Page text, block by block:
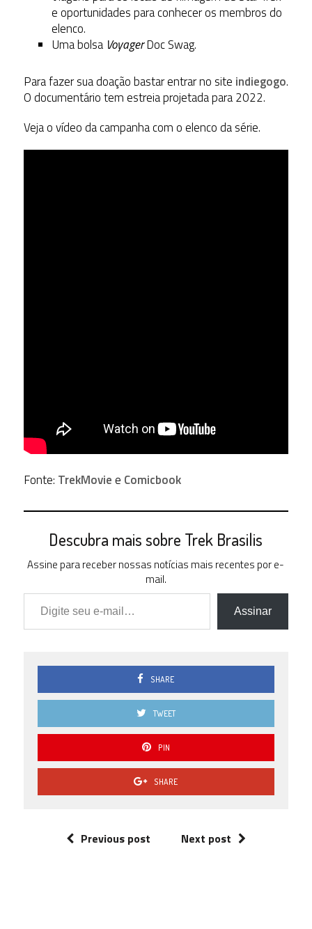
e oportunidades para conhecer os membros do
elenco.
Uma bolsa VoyagerDoc Swag.
Para fazer sua doação bastar entrar no site indiegogo.
O documentário tem estreia projetada para 2022.
Veja o vídeo da campanha com o elenco da série.
Fonte: TrekMoviee Comicbook
Descubra mais sobre Trek Brasilis
Assine para receber nossas notícias mais recentes por e-
mail.
Digite seu e-mail…
Assinar
SHARE
TWEET
PIN
SHARE
Previous post Next post